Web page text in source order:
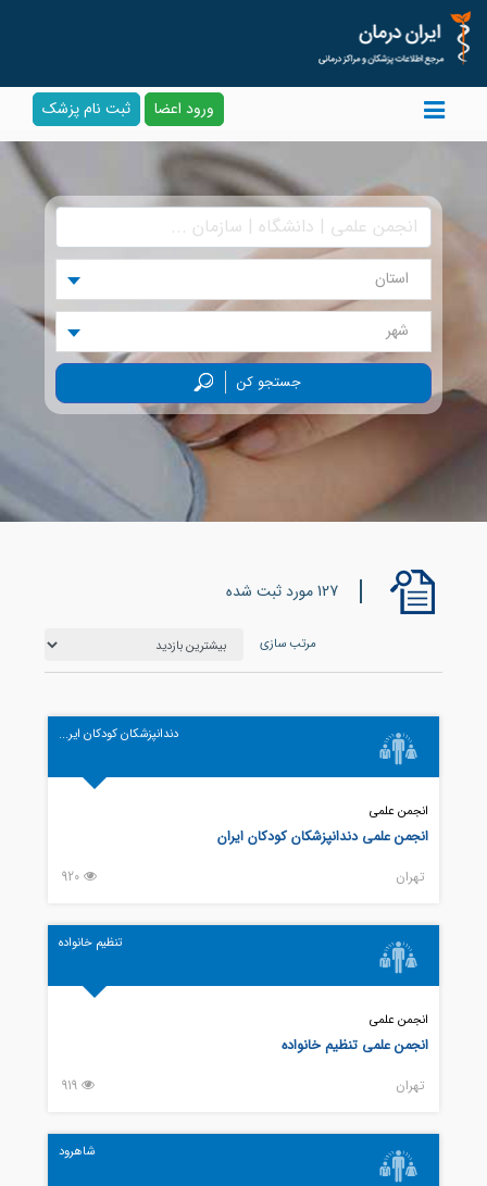
ورود اعضا ثبت نام پزشک
استان
شهر
جستجو کن
127 مورد ثبت شده
مرتب سازی
دندانپزشکان کودکان ایر...
انجمن علمی
انجمن علمی دندانپزشکان کودکان ایران
تهران 920
تنظیم خانواده
انجمن علمی
انجمن علمی تنظیم خانواده
تهران 919
شاهرود